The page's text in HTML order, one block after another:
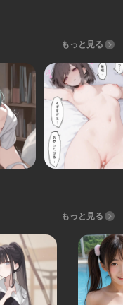
もっと見る
もっと見る